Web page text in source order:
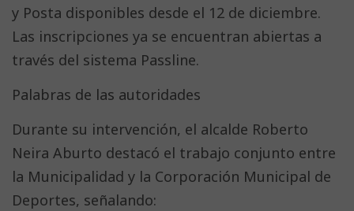
y Posta disponibles desde el 12 de diciembre.
Las inscripciones ya se encuentran abiertas a
través del sistema Passline.
Palabras de las autoridades
Durante su intervención, el alcalde Roberto
Neira Aburto destacó el trabajo conjunto entre
la Municipalidad y la Corporación Municipal de
Deportes, señalando: